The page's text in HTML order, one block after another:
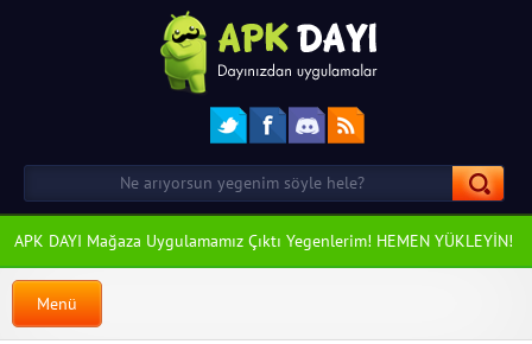
APK DAYI Mağaza Uygulamamız Çıktı Yegenlerim! HEMEN YÜKLEYİN!
Menü